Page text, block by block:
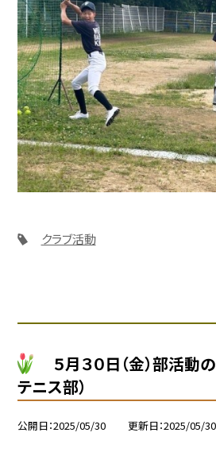
クラブ活動
５月３０日（金）部活動
テニス部）
公開日 2025/05/30 更新日 2025/05/30